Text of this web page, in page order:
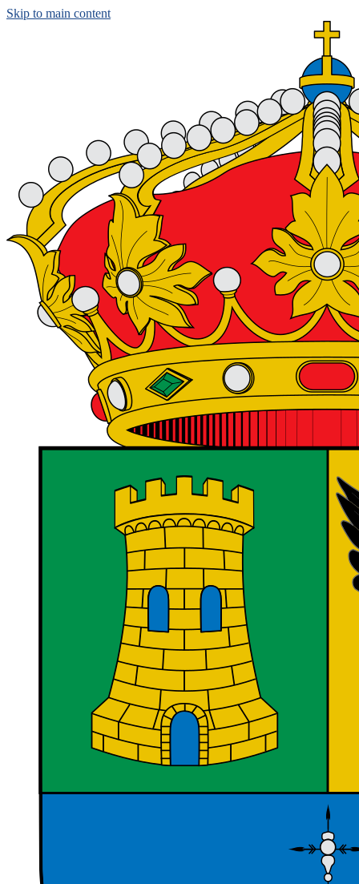
Skip to main content